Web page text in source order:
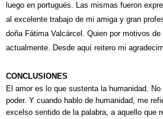
luego en portugués. Las mismas fueron
al excelente trabajo de mi amiga y gran
doña Fátima Valcárcel. Quien por motivos
actualmente. Desde aquí reitero mi
CONCLUSIONES
El amor es lo que sustenta la humanidad.
poder. Y cuando hablo de humanidad, me
excelso sentido de la palabra, a aquello que